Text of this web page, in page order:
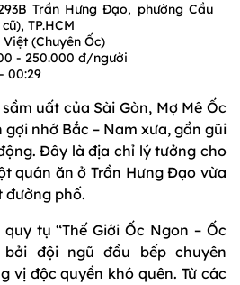
Trần Hưng Đạo, phường Cầu
TP.HCM
(Chuyên Ốc)
- 250.000 đ/người
00:29
uất của Sài Gòn, Mợ Mê Ốc
nhớ Bắc – Nam xưa, gần gũi
Đây là địa chỉ lý tưởng cho
quán ăn ở Trần Hưng Đạo vừa
đường phố.
tụ “Thế Giới Ốc Ngon – Ốc
bởi đội ngũ đầu bếp chuyên
vị độc quyền khó quên. Từ các